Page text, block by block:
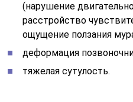
(нарушение
расстройство
ощущение ползания
деформация
тяжелая сутулость.